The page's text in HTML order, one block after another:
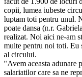
copii, lumea iubeste
luptam toti pentru unul.
poate dansa (n.r.
realizat. Noi aici ne-am
multe pentru noi toti. Eu
al circului.
"Avem aceasta adunare
salariatilor care sa ne